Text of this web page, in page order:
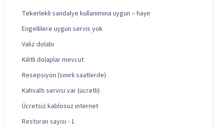
Tekerlekli sandalye kullanımına uygun – hayır
Engellilere uygun servis yok
Valiz dolabı
Kilitli dolaplar mevcut
Resepsiyon (sınırlı saatlerde)
Kahvaltı servisi var (ücretli)
Ücretsiz kablosuz internet
Restoran sayısı - 1